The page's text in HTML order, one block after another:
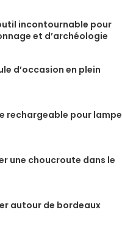
incontournable pour
et d’archéologie
d’occasion en plein
rechargeable pour lampe
une choucroute dans le
autour de bordeaux